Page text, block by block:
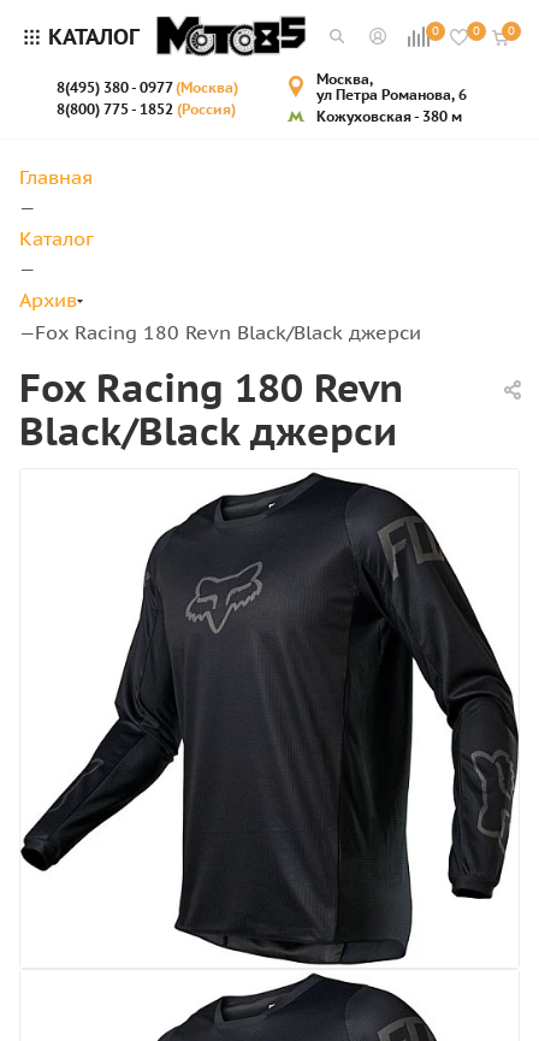
КАТАЛОГ 0 0 0
8(495) 380 - 0977(Москва)
8(800) 775 - 1852 (Россия)
Москва,
ул Петра Романова, 6
Кожуховская - 380 м
Главная
—
Каталог
—
Архив
—Fox Racing 180 Revn Black/Black джерси
Fox Racing 180 Revn
Black/Black джерси